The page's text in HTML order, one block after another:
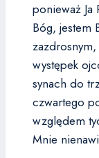
ponieważ Ja
Bóg, jestem
występek
synach do
czwartego
względem
Mnie